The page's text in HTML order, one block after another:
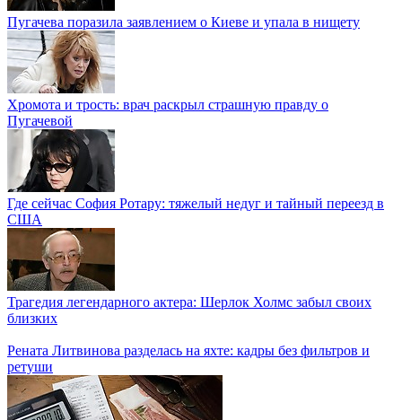
Пугачева поразила заявлением о Киеве и упала в нищету
Хромота и трость: врач раскрыл страшную правду о
Пугачевой
Где сейчас София Ротару: тяжелый недуг и тайный переезд в
США
Трагедия легендарного актера: Шерлок Холмс забыл своих
близких
Рената Литвинова разделась на яхте: кадры без фильтров и
ретуши